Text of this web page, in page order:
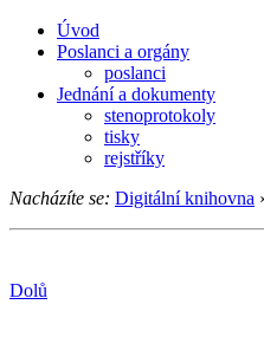
Úvod
Poslanci a orgány
poslanci
Jednání a dokumenty
stenoprotokoly
tisky
rejstříky
Nacházíte se: Digitální knihovna ›
Dolů